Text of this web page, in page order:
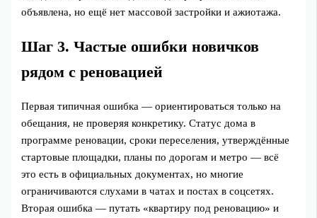
объявлена, но ещё нет массовой застройки и ажиотажа.
Шаг 3. Частые ошибки новичков
рядом с реновацией
Первая типичная ошибка — ориентироваться только на
обещания, не проверяя конкретику. Статус дома в
программе реновации, сроки переселения, утверждённые
стартовые площадки, планы по дорогам и метро — всё
это есть в официальных документах, но многие
ограничиваются слухами в чатах и постах в соцсетях.
Вторая ошибка — путать «квартиру под реновацию» и